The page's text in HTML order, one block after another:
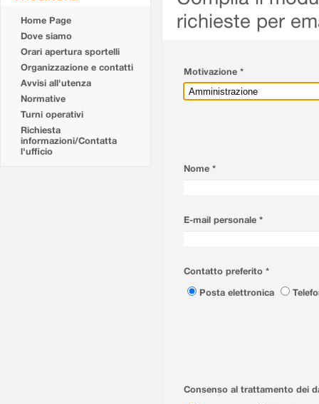
Home Page
Dove siamo
Orari apertura sportelli
Organizzazione e contatti
Avvisi all'utenza
Normative
Turni operativi
Richiesta
informazioni/Contatta
l'ufficio
richieste per
Motivazione *
Nome *
E-mail personale *
Contatto preferito *
Posta elettronica
Consenso al trattamento dei